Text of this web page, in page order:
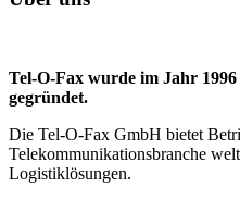
Tel-O-Fax wurde im Jahr
gegründet.
Die Tel-O-Fax GmbH bietet
Telekommunikationsbranche
Logistiklösungen.